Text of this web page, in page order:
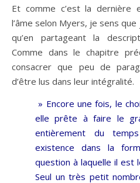
Et comme c’est la dernière
l’âme selon Myers, je sens
qu’en partageant la
Comme dans le chapitre
consacrer que peu de
d’être lus dans leur intégralité.
» Encore une fois, le
elle prête à faire le
entièrement du
existence dans la
question à laquelle il est
Seul un très petit